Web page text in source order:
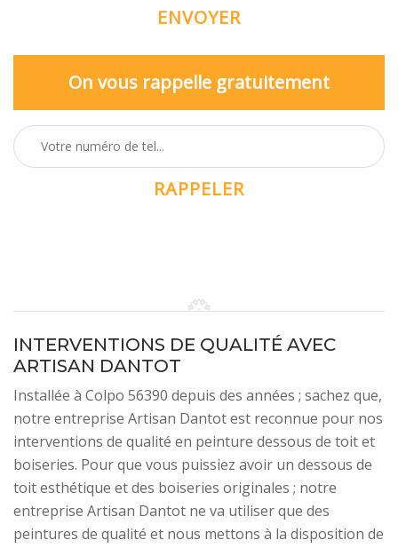
On vous rappelle gratuitement
INTERVENTIONS DE QUALITÉ AVEC
ARTISAN DANTOT
Installée à Colpo 56390 depuis des années ; sachez que,
notre entreprise Artisan Dantot est reconnue pour nos
interventions de qualité en peinture dessous de toit et
boiseries. Pour que vous puissiez avoir un dessous de
toit esthétique et des boiseries originales ; notre
entreprise Artisan Dantot ne va utiliser que des
peintures de qualité et nous mettons à la disposition de